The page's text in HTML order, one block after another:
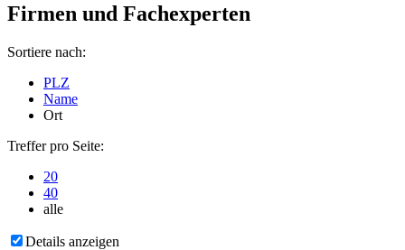
Firmen und Fachexperten
Sortiere nach:
PLZ
Name
Ort
Treffer pro Seite:
20
40
alle
Details anzeigen